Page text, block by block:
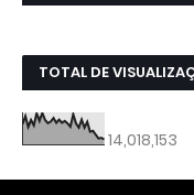
TOTAL DE
14,018,153